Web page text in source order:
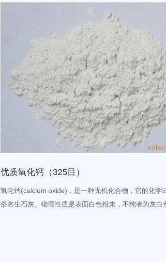
优质氧化钙（325目）
氧化钙(calcium oxide)，是一种无机化合物，它的化学
俗名生石灰。物理性质是表面白色粉末，不纯者为灰白